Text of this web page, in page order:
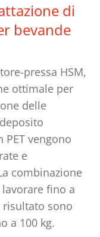
di
bevande
pressa HSM,
ottimale per
delle
vengono
e
combinazione
fino a
sono
a 100 kg.